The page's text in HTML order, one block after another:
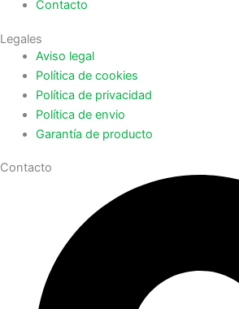
Contacto
Legales
Aviso legal
Política de cookies
Política de privacidad
Política de envio
Garantía de producto
Contacto